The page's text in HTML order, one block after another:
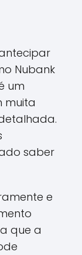
Nubank
um
muita
saber
e
que a